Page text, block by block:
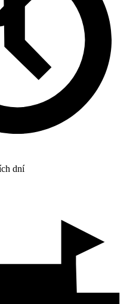
dní